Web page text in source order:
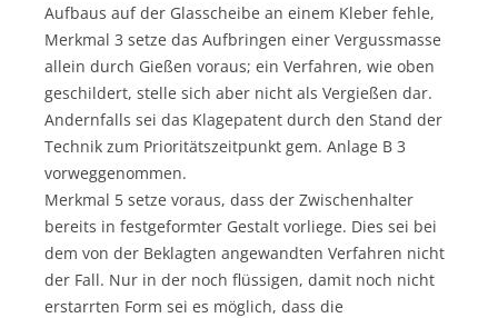
Aufbaus auf der Glasscheibe an einem Kleber fehle,
Merkmal 3 setze das Aufbringen einer Vergussmasse
allein durch Gießen voraus; ein Verfahren, wie oben
geschildert, stelle sich aber nicht als Vergießen dar.
Andernfalls sei das Klagepatent durch den Stand der
Technik zum Prioritätszeitpunkt gem. Anlage B 3
vorweggenommen.
Merkmal 5 setze voraus, dass der Zwischenhalter
bereits in festgeformter Gestalt vorliege. Dies sei bei
dem von der Beklagten angewandten Verfahren nicht
der Fall. Nur in der noch flüssigen, damit noch nicht
erstarrten Form sei es möglich, dass die